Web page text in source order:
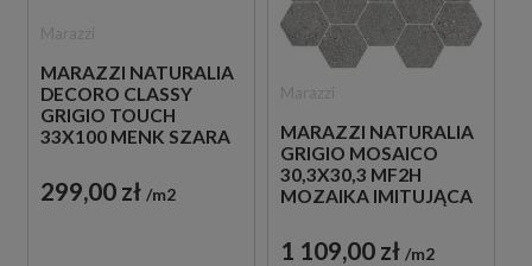
MARAZZI NATURALIA
DECORO CLASSY
GRIGIO TOUCH
33X100 MENK SZARA
DEKORACYJNA
299,00 zł m2
MARAZZI NATURALIA
GRIGIO MOSAICO
30,3X30,3 MF2H
MOZAIKA IMITUJĄCA
KOLORZE
1 109,00 zł m2